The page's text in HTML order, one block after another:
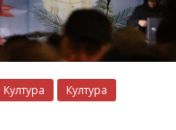
Култура
Култура